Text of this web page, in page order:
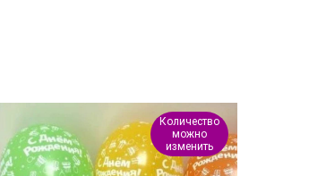
Количество
можно
изменить